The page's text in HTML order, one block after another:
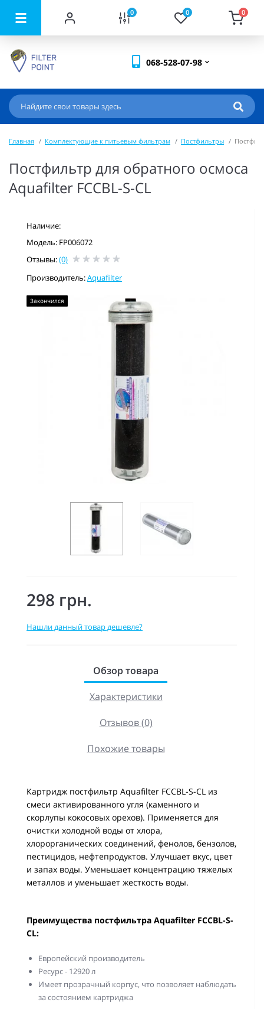
0 0 0
068-528-07-98
Главная Комплектующие к питьевым фильтрам Постфильтры
Постфильтр для обратного осмоса
Aquafilter FCCBL-S-CL
Наличие:
Модель: FP006072
Отзывы:(0)
Производитель:Aquafilter
Закончился
298 грн.
Нашли данный товар дешевле?
Обзор товара
Характеристики
Отзывов (0)
Похожие товары
Картридж постфильтр Aquafilter FCCBL-S-CL из
смеси активированного угля (каменного и
скорлупы кокосовых орехов). Применяется для
очистки холодной воды от хлора,
хлорорганических соединений, фенолов, бензолов,
пестицидов, нефтепродуктов. Улучшает вкус, цвет
и запах воды. Уменьшает концентрацию тяжелых
металлов и уменьшает жесткость воды.
Преимущества постфильтра Aquafilter FCCBL-S-
CL:
Европейский производитель
Ресурс - 12920 л
Имеет прозрачный корпус, что позволяет наблюдать
за состоянием картриджа